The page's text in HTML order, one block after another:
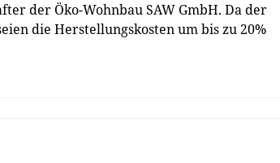
der Öko-Wohnbau SAW GmbH. Da der
die Herstellungskosten um bis zu 20%